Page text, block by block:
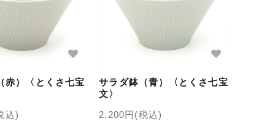
赤）〈とくさ七宝
込)
サラダ鉢（青）〈とくさ七宝
文〉
2,200円(税込)